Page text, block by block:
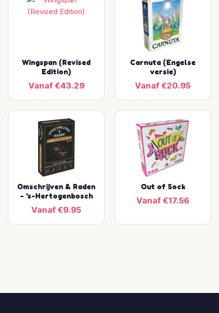
Wingspan (Revised
Edition)
Vanaf €43.29
Carnuta (Engelse
versie)
Vanaf €20.95
Omschrijven & Raden
- 's-Hertogenbosch
Vanaf €9.95
Out of Sock
Vanaf €17.56